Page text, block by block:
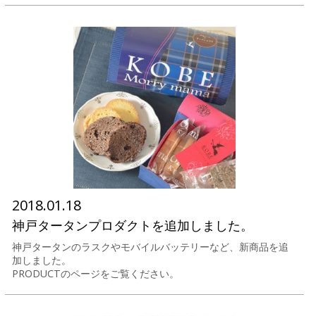
2018.01.18
神戸タータンプロダクトを追加しました。
神戸タータンのラスクやモバイルバッテリーなど、新商品を追
加しました。
PRODUCTのページをご覧ください。